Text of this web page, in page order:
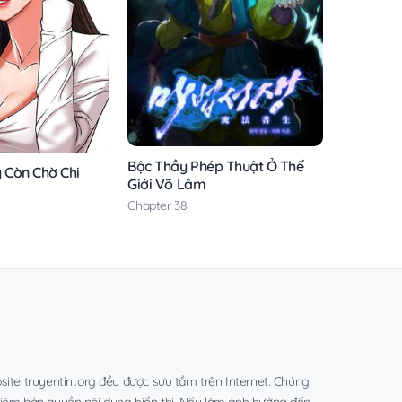
Chờ Chi
Bậc Thầy Phép Thuật Ở Thế
Giới Võ Lâm
Chapter 38
truyentini.org đều được sưu tầm trên Internet. Chúng